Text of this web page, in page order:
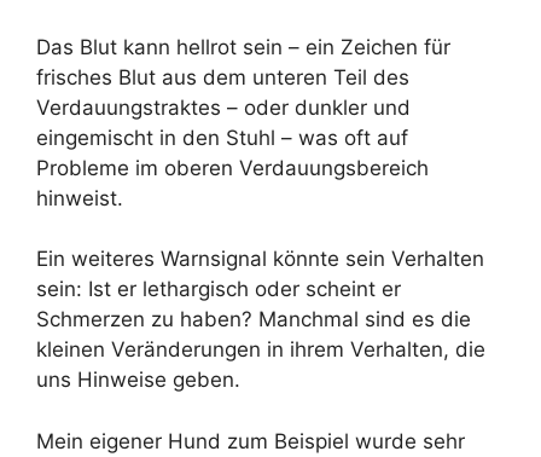
Das Blut kann hellrot sein – ein Zeichen für
frisches Blut aus dem unteren Teil des
Verdauungstraktes – oder dunkler und
eingemischt in den Stuhl – was oft auf
Probleme im oberen Verdauungsbereich
hinweist.
Ein weiteres Warnsignal könnte sein Verhalten
sein: Ist er lethargisch oder scheint er
Schmerzen zu haben? Manchmal sind es die
kleinen Veränderungen in ihrem Verhalten, die
uns Hinweise geben.
Mein eigener Hund zum Beispiel wurde sehr